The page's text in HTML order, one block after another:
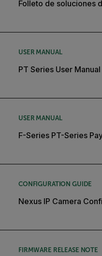
Folleto de soluciones
USER MANUAL
PT Series User Manual
USER MANUAL
F-Series PT-Series
CONFIGURATION GUIDE
Nexus IP Camera
FIRMWARE RELEASE NOTE